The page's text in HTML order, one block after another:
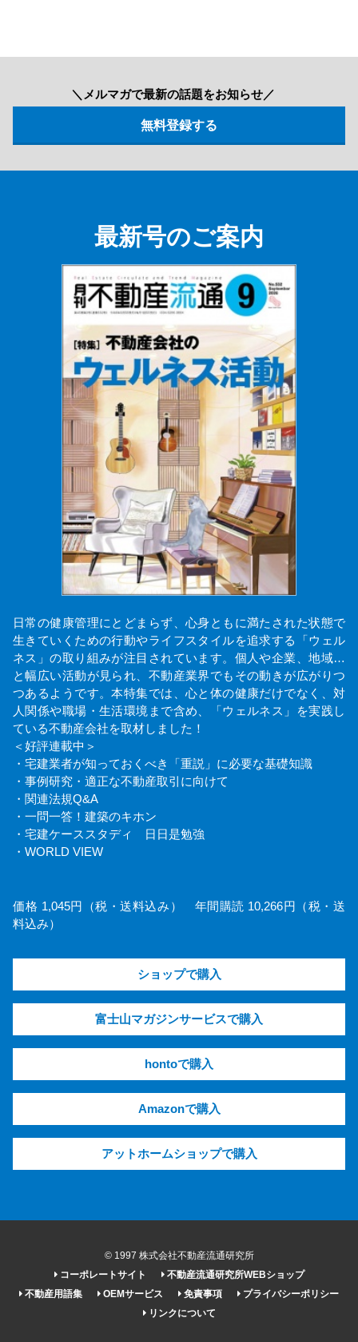
＼メルマガで最新の話題をお知らせ／
最新号のご案内
日常の健康管理にとどまらず、心身ともに満たされた状態で
生きていくための行動やライフスタイルを追求する「ウェル
ネス」の取り組みが注目されています。個人や企業、地域…
と幅広い活動が見られ、不動産業界でもその動きが広がりつ
つあるようです。本特集では、心と体の健康だけでなく、対
人関係や職場・生活環境まで含め、「ウェルネス」を実践し
ている不動産会社を取材しました！
＜好評連載中＞
・宅建業者が知っておくべき「重説」に必要な基礎知識
・事例研究・適正な不動産取引に向けて
・関連法規Q&A
・一問一答！建築のキホン
・宅建ケーススタディ 日日是勉強
・WORLD VIEW
価格 1,045円（税・送料込み） 年間購読 10,266円（税・送
料込み）
ショップで購入
富士山マガジンサービスで購入
hontoで購入
Amazonで購入
アットホームショップで購入
© 1997 株式会社不動産流通研究所
コーポレートサイト
不動産流通研究所WEBショップ
不動産用語集
OEMサービス 免責事項
プライバシーポリシー
リンクについて